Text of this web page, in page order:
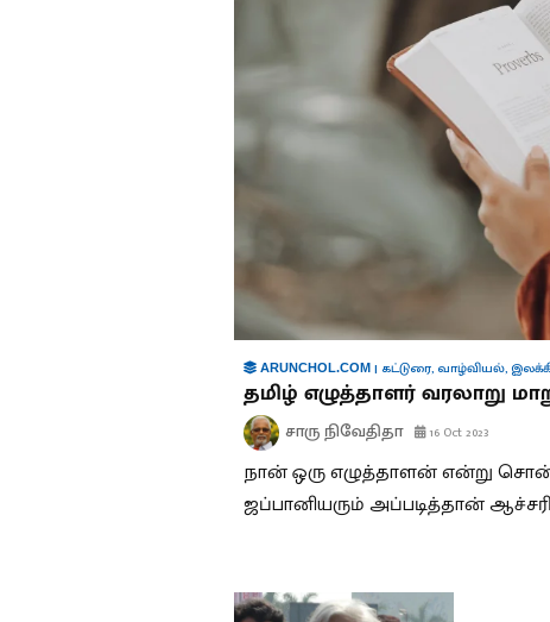
ARUNCHOL.COM | கட்டுரை, வாழ்வியல்,
தமிழ் எழுத்தாளர் வரலாறு
சாரு நிவேதிதா 16 Oct 2023
நான் ஒரு எழுத்தாளன் என்று
ஜப்பானியரும் அப்படித்தான்